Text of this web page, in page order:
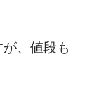
、値段も